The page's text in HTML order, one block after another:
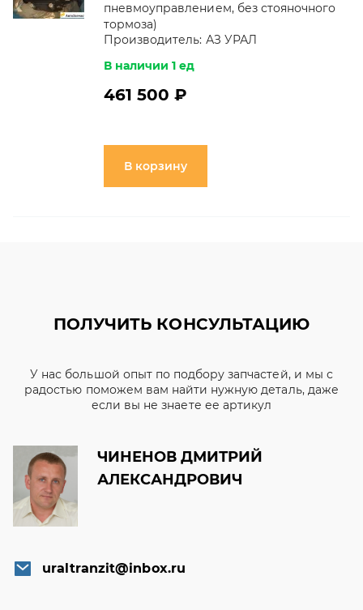
пневмоуправлением, без стояночного
тормоза)
Производитель: АЗ УРАЛ
В наличии 1 ед
461 500 ₽
В корзину
ПОЛУЧИТЬ КОНСУЛЬТАЦИЮ
У нас большой опыт по подбору запчастей, и мы с
радостью поможем вам найти нужную деталь, даже
если вы не знаете ее артикул
ЧИНЕНОВ ДМИТРИЙ
АЛЕКСАНДРОВИЧ
uraltranzit@inbox.ru